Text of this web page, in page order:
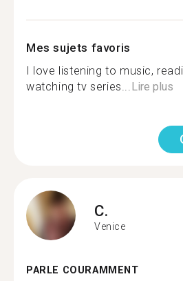
Mes sujets favoris
I love listening to music,
watching tv series...Lire plus
C.
Venice
PARLE COURAMMENT